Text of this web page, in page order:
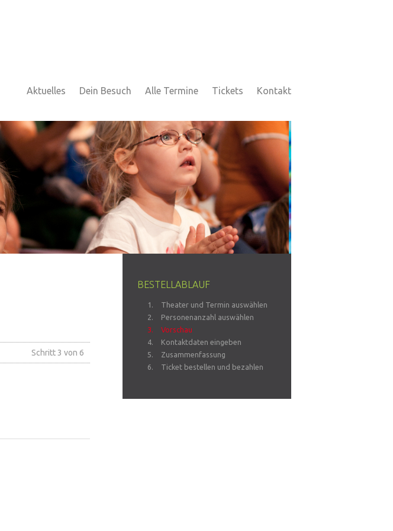
Aktuelles Dein Besuch Alle Termine Tickets Kontakt
Schritt 3 von 6
BESTELLABLAUF
Theater und Termin auswählen
Personenanzahl auswählen
Vorschau
Kontaktdaten eingeben
Zusammenfassung
Ticket bestellen und bezahlen